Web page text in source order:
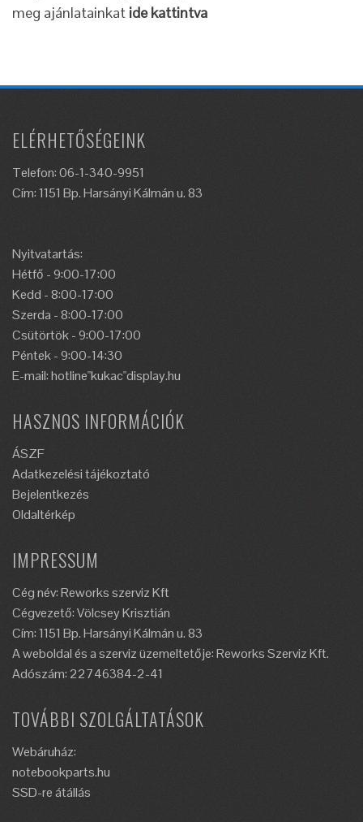
meg ajánlatainkat ide kattintva
ELÉRHETŐSÉGEINK
Telefon: 06-1-340-9951
Cím: 1151 Bp. Harsányi Kálmán u. 83
Nyitvatartás:
Hétfő - 9:00-17:00
Kedd - 8:00-17:00
Szerda - 8:00-17:00
Csütörtök - 9:00-17:00
Péntek - 9:00-14:30
E-mail: hotline"kukac"display.hu
HASZNOS INFORMÁCIÓK
ÁSZF
Adatkezelési tájékoztató
Bejelentkezés
Oldaltérkép
IMPRESSUM
Cég név: Reworks szerviz Kft
Cégvezető: Völcsey Krisztián
Cím: 1151 Bp. Harsányi Kálmán u. 83
A weboldal és a szerviz üzemeltetője: Reworks Szerviz Kft.
Adószám: 22746384-2-41
TOVÁBBI SZOLGÁLTATÁSOK
Webáruház:
notebookparts.hu
SSD-re átállás